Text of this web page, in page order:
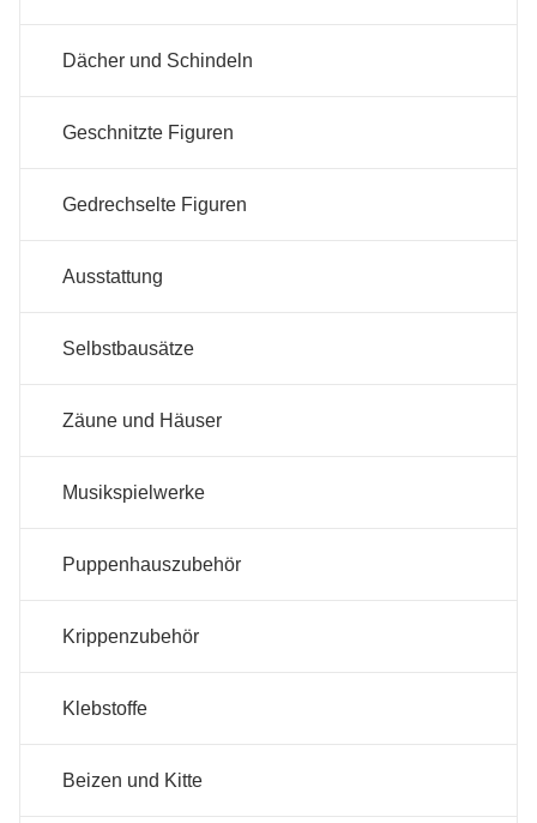
Dächer und Schindeln
Geschnitzte Figuren
Gedrechselte Figuren
Ausstattung
Selbstbausätze
Zäune und Häuser
Musikspielwerke
Puppenhauszubehör
Krippenzubehör
Klebstoffe
Beizen und Kitte